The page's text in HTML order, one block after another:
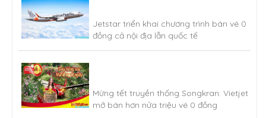
Jetstar triển khai chương trình bán vé 0
đồng cả nội địa lẫn quốc tế
Mừng tết truyền thống Songkran: Vietjet
mở bán hơn nửa triệu vé 0 đồng